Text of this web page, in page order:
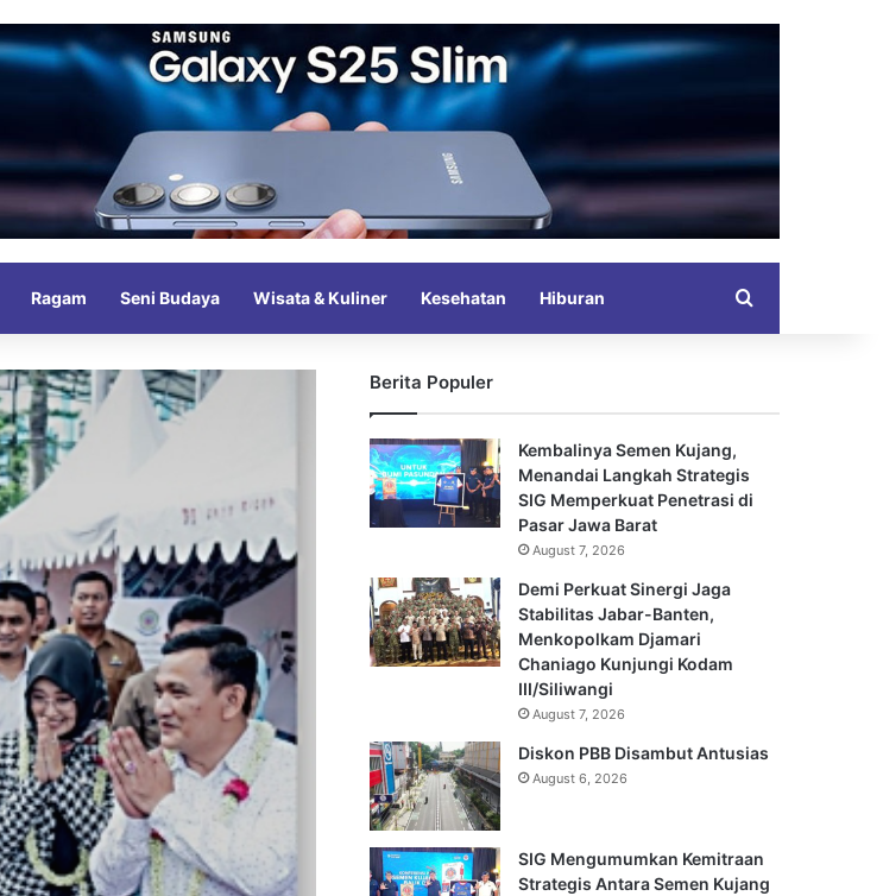
Ragam Seni Budaya Wisata & Kuliner Kesehatan Hiburan
Berita Populer
Kembalinya Semen Kujang,
Menandai Langkah Strategis
SIG Memperkuat Penetrasi di
Pasar Jawa Barat
August 7, 2026
Demi Perkuat Sinergi Jaga
Stabilitas Jabar-Banten,
Menkopolkam Djamari
Chaniago Kunjungi Kodam
III/Siliwangi
August 7, 2026
Diskon PBB Disambut Antusias
August 6, 2026
SIG Mengumumkan Kemitraan
Strategis Antara Semen Kujang